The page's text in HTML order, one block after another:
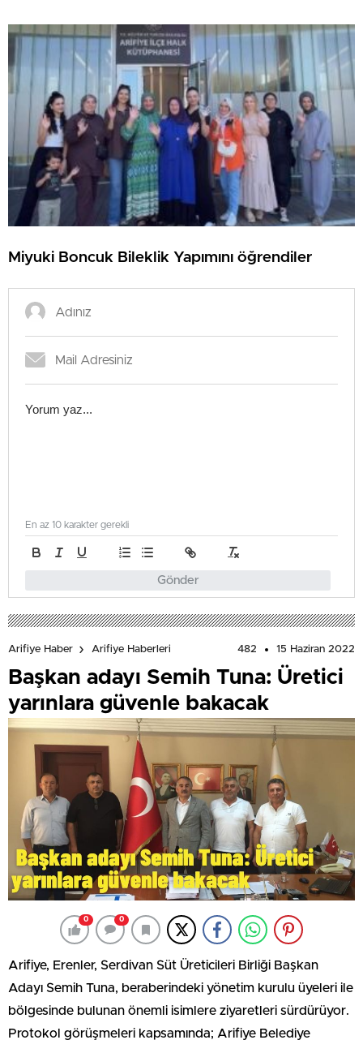
Miyuki Boncuk Bileklik Yapımını öğrendiler
Gönder
En az 10 karakter gerekli
Arifiye Haber Arifiye Haberleri 482 15 Haziran 2022
Başkan adayı Semih Tuna: Üretici
yarınlara güvenle bakacak
0 0
Arifiye, Erenler, Serdivan Süt Üreticileri Birliği Başkan
Adayı Semih Tuna, beraberindeki yönetim kurulu üyeleri ile
bölgesinde bulunan önemli isimlere ziyaretleri sürdürüyor.
Protokol görüşmeleri kapsamında; Arifiye Belediye